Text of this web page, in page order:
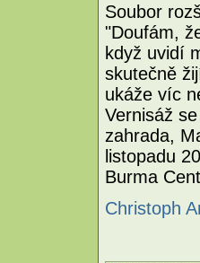
Soubor
"Doufám,
když uvidí
skutečně
ukáže víc
Vernisáž
zahrada,
listopadu
Burma
Christoph